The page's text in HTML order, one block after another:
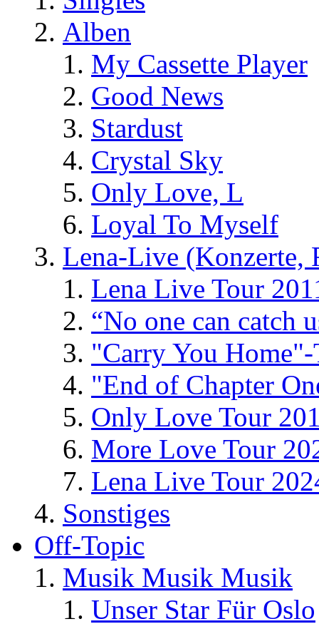
Alben
My Cassette Player
Good News
Stardust
Crystal Sky
Only Love, L
Loyal To Myself
Lena-Live (Konzerte,
Lena Live Tour
“No one can catch
"Carry You
"End of Chapter
Only Love Tour
More Love Tour
Lena Live Tour
Sonstiges
Off-Topic
Musik Musik Musik
Unser Star Für Oslo